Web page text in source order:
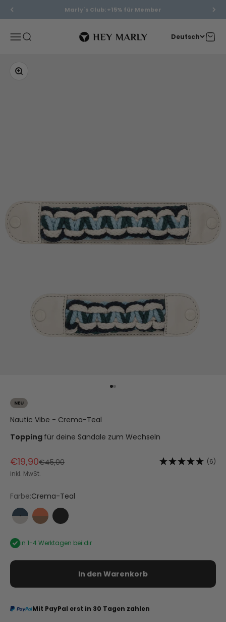
Zum Inhalt springenMarly´s Club: +15% für Member
MenüSuche
Hey Marly
Deutsch
Bild vergrößern
NEU
Nautic Vibe - Crema-Teal
Topping für deine Sandale zum Wechseln
Angebot
€19,90Regulärer Preis
€45,00
(6)
inkl. MwSt.
Farbe:Crema-Teal
Crema-Teal
Cognac-Orange
Black
in 1-4 Werktagen bei dir
In den Warenkorb
Mit PayPal erst in 30 Tagen zahlen